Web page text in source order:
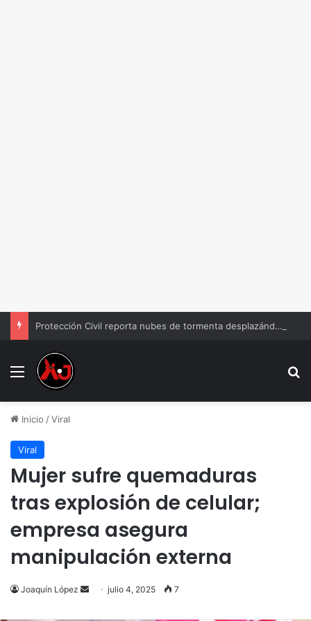
Protección Civil reporta nubes de tormenta desplazándose de El Paso a Ciudad Juárez
Menu
Inicio /Viral
Viral
Mujer sufre quemaduras
tras explosión de celular;
empresa asegura
manipulación externa
Joaquín López
Sendjulio 4, 2025 7